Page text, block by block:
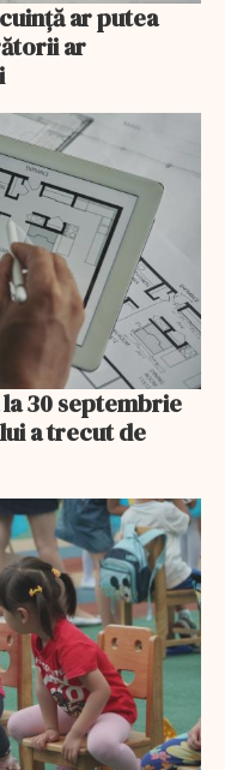
ar putea
ar
30 septembrie
a trecut de